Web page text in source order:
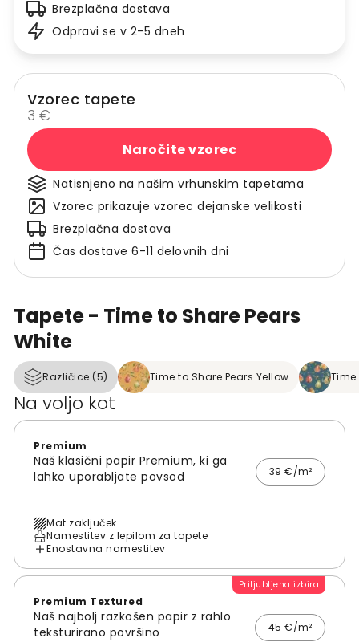
Tapete - Time to Share Pears
White
Različice (5) Time to Share Pears Yellow Time
Na voljo kot
Premium
Naš klasični papir Premium, ki ga
lahko uporabljate povsod
39 €/m²
Mat zaključek
Namestitev z lepilom za tapete
Enostavna namestitev
Priljubljena izbira
Premium Textured
Naš najbolj razkošen papir z rahlo
teksturirano površino
45 €/m²
Brezplačna dostava
Odpravi se v 2-5 dneh
Vzorec tapete
3 €
Naročite vzorec
Natisnjeno na našim vrhunskim tapetama
Vzorec prikazuje vzorec dejanske velikosti
Brezplačna dostava
Čas dostave 6-11 delovnih dni